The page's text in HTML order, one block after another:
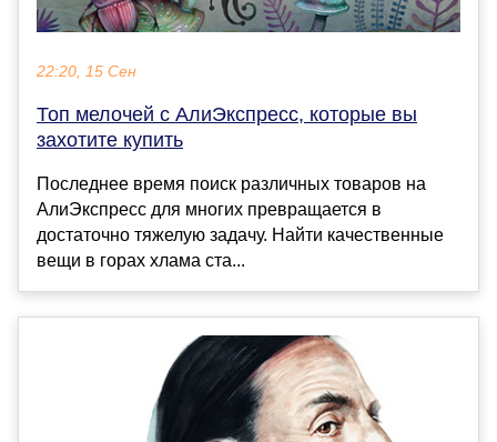
22:20, 15 Сен
Топ мелочей с АлиЭкспресс, которые вы
захотите купить
Последнее время поиск различных товаров на
АлиЭкспресс для многих превращается в
достаточно тяжелую задачу. Найти качественные
вещи в горах хлама ста...